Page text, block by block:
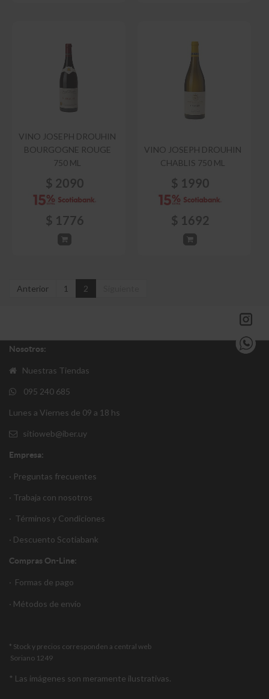
VINO JOSEPH DROUHIN
BOURGOGNE ROUGE
750 ML
$ 2090
$ 1776
VINO JOSEPH DROUHIN
CHABLIS 750 ML
$ 1990
$ 1692
Anterior 1 2
Nosotros:
Nuestras Tiendas
095 240 685
Lunes a Viernes de 09 a 18 hs
sitioweb@iber.uy
Empresa:
· Preguntas frecuentes
· Trabaja con nosotros
· Términos y Condiciones
· Descuento Scotiabank
Compras On-Line:
· Formas de pago
· Métodos de envío
* Stock y precios corresponden a central web
Soriano 1249
* Las imágenes son meramente ilustrativas.